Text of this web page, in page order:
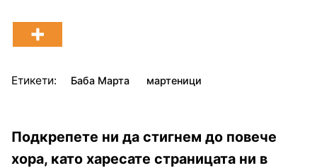
Етикети: Баба Марта мартеници
Подкрепете ни да стигнем до повече
хора, като харесате страницата ни в